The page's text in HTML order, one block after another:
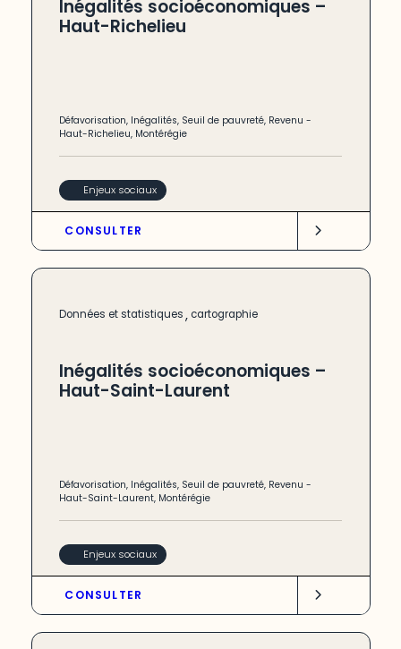
Inégalités socioéconomiques –
Haut-Richelieu
Défavorisation, Inégalités, Seuil de pauvreté, Revenu -
Haut-Richelieu, Montérégie
Enjeux sociaux
CONSULTER
Données et statistiques, cartographie
Inégalités socioéconomiques –
Haut-Saint-Laurent
Défavorisation, Inégalités, Seuil de pauvreté, Revenu -
Haut-Saint-Laurent, Montérégie
Enjeux sociaux
CONSULTER